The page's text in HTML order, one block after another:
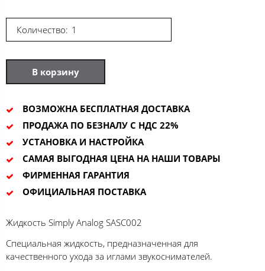
Количество:
В корзину
ВОЗМОЖНА БЕСПЛАТНАЯ ДОСТАВКА
ПРОДАЖА ПО БЕЗНАЛУ С НДС 22%
УСТАНОВКА И НАСТРОЙКА
САМАЯ ВЫГОДНАЯ ЦЕНА НА НАШИ ТОВАРЫ
ФИРМЕННАЯ ГАРАНТИЯ
ОФИЦИАЛЬНАЯ ПОСТАВКА
Жидкость Simply Analog SASC002
Специальная жидкость, предназначенная для
качественного ухода за иглами звукоснимателей.